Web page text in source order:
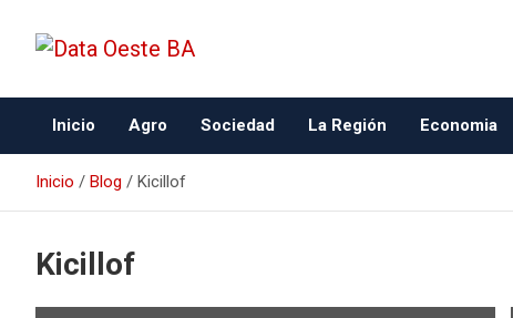
Data Oeste BA
Inicio Agro Sociedad La Región Economia
Inicio Blog Kicillof
Kicillof